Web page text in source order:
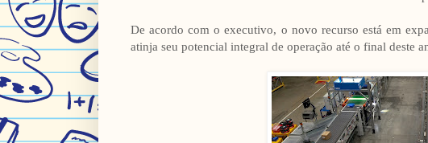
De acordo com o executivo, o novo recurso está em
atinja seu potencial integral de operação até o final deste